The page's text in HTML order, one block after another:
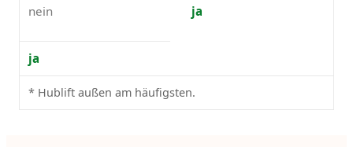
nein ja
ja
* Hublift außen am häufigsten.